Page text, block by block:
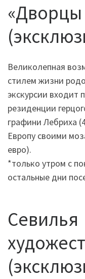
«Дворцы
Великолепная
стилем жизни
экскурсии
резиденции
графини Лебриха
Европу своими
евро).
*только утром с
остальные дни
Севилья